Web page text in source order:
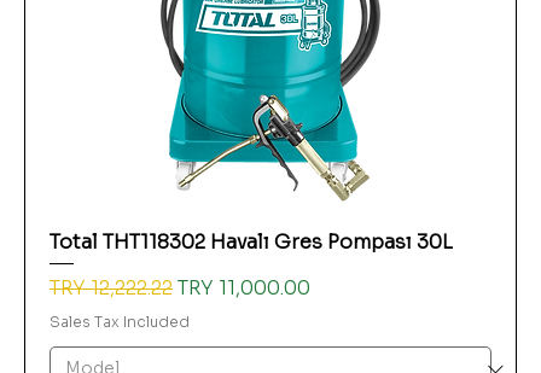
Total THT118302 Havalı Gres Pompası 30L
Regular Price
TRY 12,222.22Sale Price
TRY 11,000.00
Sales Tax Included